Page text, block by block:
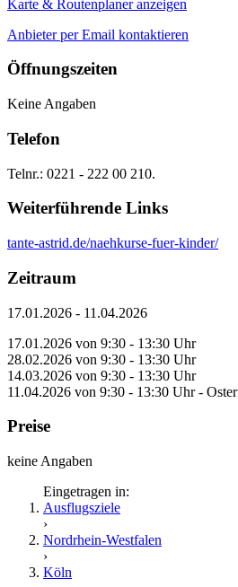
Karte & Routenplaner anzeigen
Anbieter per Email kontaktieren
Öffnungszeiten
Keine Angaben
Telefon
Telnr.: 0221 - 222 00 210.
Weiterführende Links
tante-astrid.de/naehkurse-fuer-kinder/
Zeitraum
17.01.2026 - 11.04.2026
17.01.2026 von 9:30 - 13:30 Uhr
28.02.2026 von 9:30 - 13:30 Uhr
14.03.2026 von 9:30 - 13:30 Uhr
11.04.2026 von 9:30 - 13:30 Uhr -
Preise
keine Angaben
Eingetragen in:
Ausflugsziele
›
Nordrhein-Westfalen
›
Köln